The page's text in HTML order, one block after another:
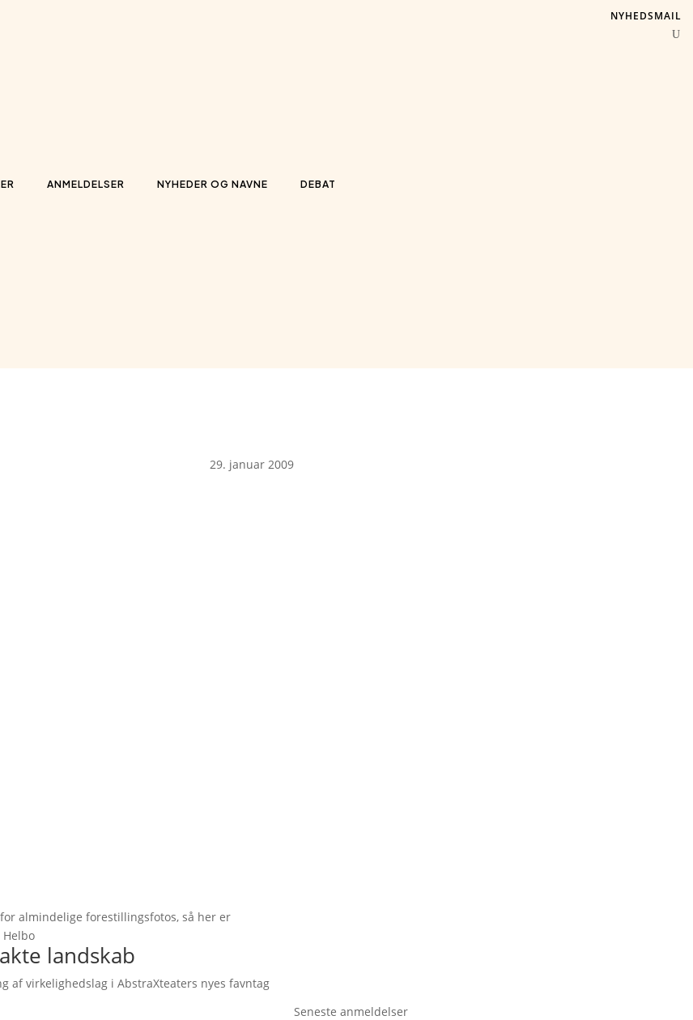
ANMELDELSER NYHEDER OG NAVNE DEBAT
NYHEDSMAIL
29. januar 2009
almindelige forestillingsfotos, så her er
landskab
virkelighedslag i AbstraXteaters nyes favntag
Seneste anmeldelser